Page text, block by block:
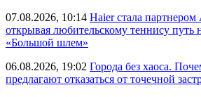
07.08.2026, 10:14 Haier стала
открывая любительскому теннису путь
«Большой шлем»
06.08.2026, 19:02 Города без хаоса.
предлагают отказаться от точечной